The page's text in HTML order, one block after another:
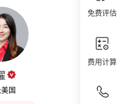
免费评估
费用计算
国